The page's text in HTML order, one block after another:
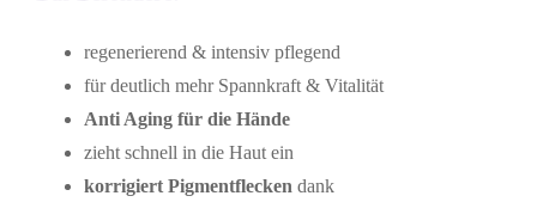
regenerierend & intensiv pflegend
für deutlich mehr Spannkraft & Vitalität
Anti Aging für die Hände
zieht schnell in die Haut ein
korrigiert Pigmentfleckendank